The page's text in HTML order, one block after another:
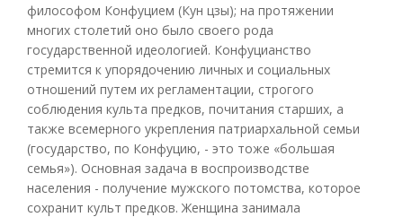
философом Конфуцием (Кун цзы); на протяжении
многих столетий оно было своего рода
государственной идеологией. Конфуцианство
стремится к упорядочению личных и социальных
отношений путем их регламентации, строгого
соблюдения культа предков, почитания старших, а
также всемерного укрепления патриархальной семьи
(государство, по Конфуцию, - это тоже «большая
семья»). Основная задача в воспроизводстве
населения - получение мужского потомства, которое
сохранит культ предков. Женщина занимала